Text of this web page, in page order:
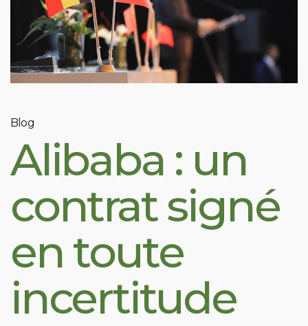
Blog
Alibaba : un
contrat signé
en toute
incertitude